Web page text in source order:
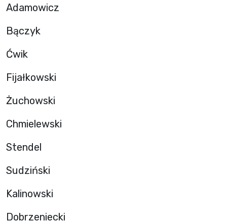
Adamowicz
Bączyk
Ćwik
Fijałkowski
Żuchowski
Chmielewski
Stendel
Sudziński
Kalinowski
Dobrzeniecki